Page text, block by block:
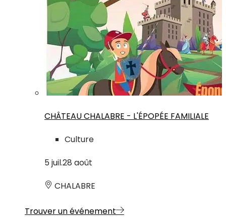
CHÂTEAU CHALABRE - L'ÉPOPÉE FAMILIALE
Culture
5 juil.28 août
CHALABRE
Trouver un événement